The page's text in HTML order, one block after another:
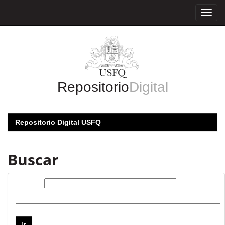
RepositorioDigital
Repositorio Digital USFQ
Buscar